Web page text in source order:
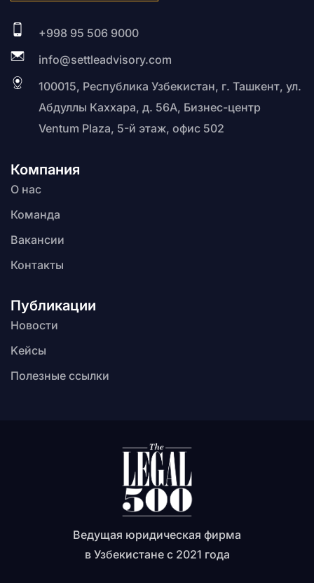
Компания
О нас
Команда
Вакансии
Контакты
Публикации
Новости
Kейсы
Полезные ссылки
+998 95 506 9000
info@settleadvisory.com
100015, Республика Узбекистан, г. Ташкент, ул.
Абдуллы Каххара, д. 56А, Бизнес-центр
Ventum Plaza, 5-й этаж, офис 502
Ведущая юридическая фирма
в Узбекистане с 2021 года